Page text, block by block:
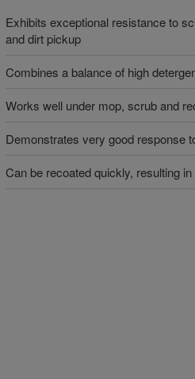
Exhibits exceptional resistance to
and dirt pickup
Combines a balance of high
Works well under mop, scrub and
Demonstrates very good response
Can be recoated quickly, resulting